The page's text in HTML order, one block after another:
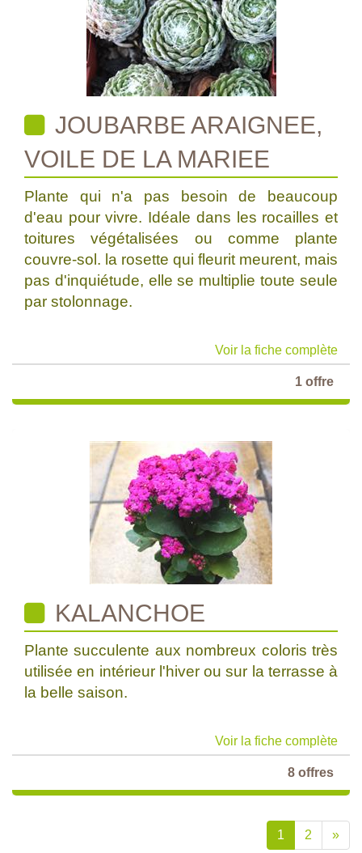
JOUBARBE ARAIGNEE,
VOILE DE LA MARIEE
Plante qui n'a pas besoin de beaucoup
d'eau pour vivre. Idéale dans les rocailles et
toitures végétalisées ou comme plante
couvre-sol. la rosette qui fleurit meurent, mais
pas d'inquiétude, elle se multiplie toute seule
par stolonnage.
Voir la fiche complète
1 offre
KALANCHOE
Plante succulente aux nombreux coloris très
utilisée en intérieur l'hiver ou sur la terrasse à
la belle saison.
Voir la fiche complète
8 offres
1 2 »